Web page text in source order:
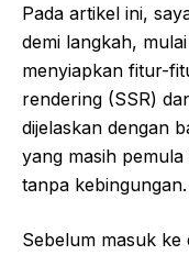
Pada artikel ini,
demi langkah,
menyiapkan fitur-
rendering (SSR)
dijelaskan dengan
yang masih
tanpa kebingungan.
Sebelum masuk ke